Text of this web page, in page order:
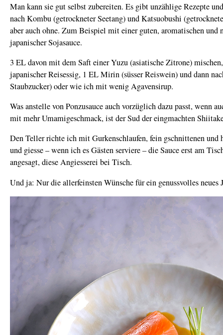
Man kann sie gut selbst zubereiten. Es gibt unzählige Rezepte
nach Kombu (getrockneter Seetang) und Katsuobushi
aber auch ohne. Zum Beispiel mit einer guten, aromatischen und
japanischer Sojasauce.
3 EL davon mit dem Saft einer Yuzu (asiatische Zitrone)
japanischer Reisessig, 1 EL Mirin (süsser Reiswein) und dann
Staubzucker) oder wie ich mit wenig Agavensirup.
Was anstelle von Ponzusauce auch vorzüglich dazu passt, wenn
mit mehr Umamigeschmack, ist der Sud der eingmachten
Den Teller richte ich mit Gurkenschlaufen, fein gschnittenen und
und giesse – wenn ich es Gästen serviere – die Sauce erst am
angesagt, diese Angiesserei bei Tisch.
Und ja: Nur die allerfeinsten Wünsche für ein genussvolles neues